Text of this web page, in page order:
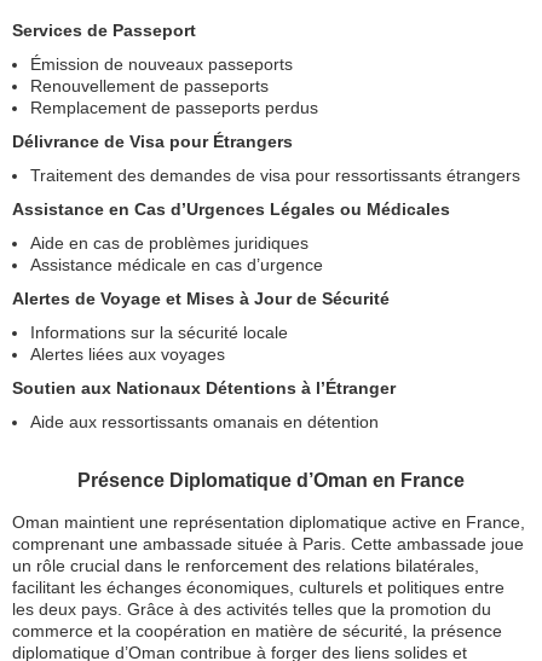
Services de Passeport
Émission de nouveaux passeports
Renouvellement de passeports
Remplacement de passeports perdus
Délivrance de Visa pour Étrangers
Traitement des demandes de visa pour ressortissants étrangers
Assistance en Cas d’Urgences Légales ou Médicales
Aide en cas de problèmes juridiques
Assistance médicale en cas d’urgence
Alertes de Voyage et Mises à Jour de Sécurité
Informations sur la sécurité locale
Alertes liées aux voyages
Soutien aux Nationaux Détentions à l’Étranger
Aide aux ressortissants omanais en détention
Présence Diplomatique d’Oman en France
Oman maintient une représentation diplomatique active en France,
comprenant une ambassade située à Paris. Cette ambassade joue
un rôle crucial dans le renforcement des relations bilatérales,
facilitant les échanges économiques, culturels et politiques entre
les deux pays. Grâce à des activités telles que la promotion du
commerce et la coopération en matière de sécurité, la présence
diplomatique d’Oman contribue à forger des liens solides et